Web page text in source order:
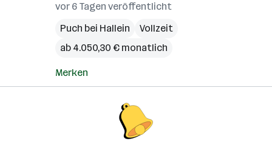
vor 6 Tagen veröffentlicht
Puch bei Hallein
Vollzeit
ab 4.050,30 € monatlich
Merken